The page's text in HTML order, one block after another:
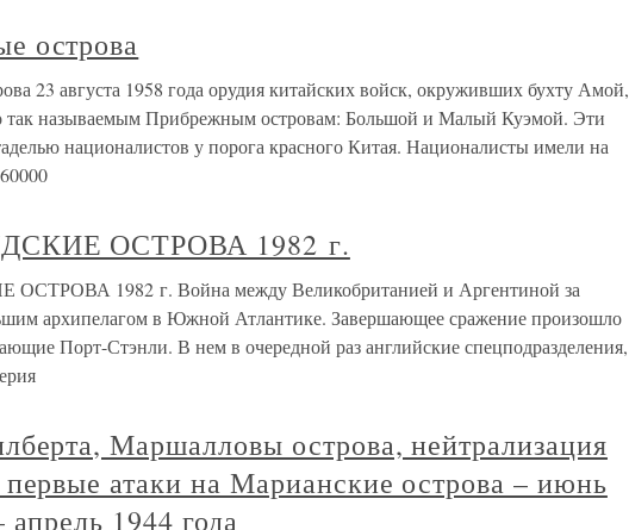
острова
23 августа 1958 года орудия китайских войск, окруживших бухту Амой,
так называемым Прибрежным островам: Большой и Малый Куэмой. Эти
националистов у порога красного Китая. Националисты имели на
ОСТРОВА 1982 г.
1982 г. Война между Великобританией и Аргентиной за
архипелагом в Южной Атлантике. Завершающее сражение произошло
Порт-Стэнли. В нем в очередной раз английские спецподразделения,
Маршалловы острова, нейтрализация
атаки на Марианские острова – июнь
апрель 1944 года